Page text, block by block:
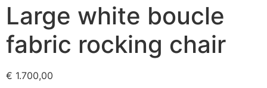
Large white boucle
fabric rocking chair
€ 1.700,00